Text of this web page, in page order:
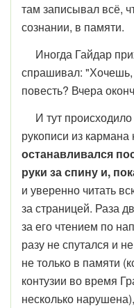
там записывал всё,
сознании, в памяти.
Иногда Гайдар
спрашивал: "Хочешь,
повесть? Вчера
И тут происходило
рукописи из
останавливался
руки за спину и,
и уверенно читать
за страницей. Раза
за его чтением по
разу не спутался и
не только в памяти
контузии во время
несколько